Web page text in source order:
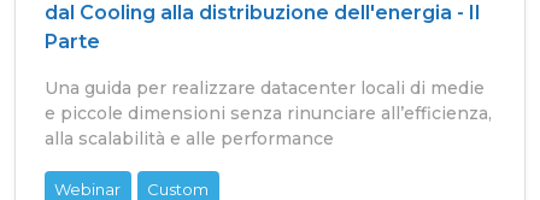
dal Cooling alla distribuzione dell'energia - II
Parte
Una guida per realizzare datacenter locali di medie
e piccole dimensioni senza rinunciare all’efficienza,
alla scalabilità e alle performance
Webinar Custom